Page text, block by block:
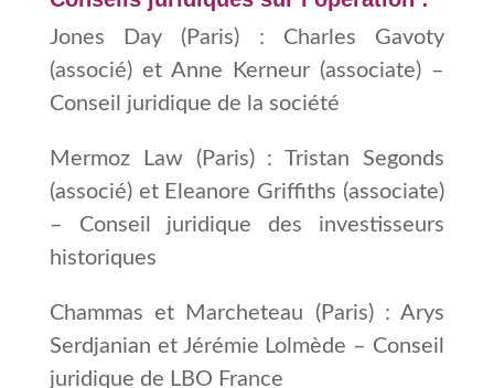
Jones Day (Paris) : Charles Gavoty
(associé) et Anne Kerneur (associate) –
Conseil juridique de la société
Mermoz Law (Paris) : Tristan Segonds
(associé) et Eleanore Griffiths (associate)
– Conseil juridique des investisseurs
historiques
Chammas et Marcheteau (Paris) : Arys
Serdjanian et Jérémie Lolmède – Conseil
juridique de LBO France